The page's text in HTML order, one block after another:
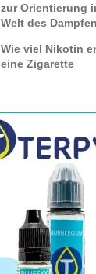
zur Orientierung
Welt des
Wie viel Nikotin
eine Zigarette